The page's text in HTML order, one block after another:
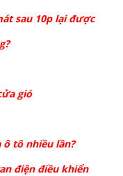
sau 10p lại được
gió
ô tô nhiều lần?
điện điều khiển